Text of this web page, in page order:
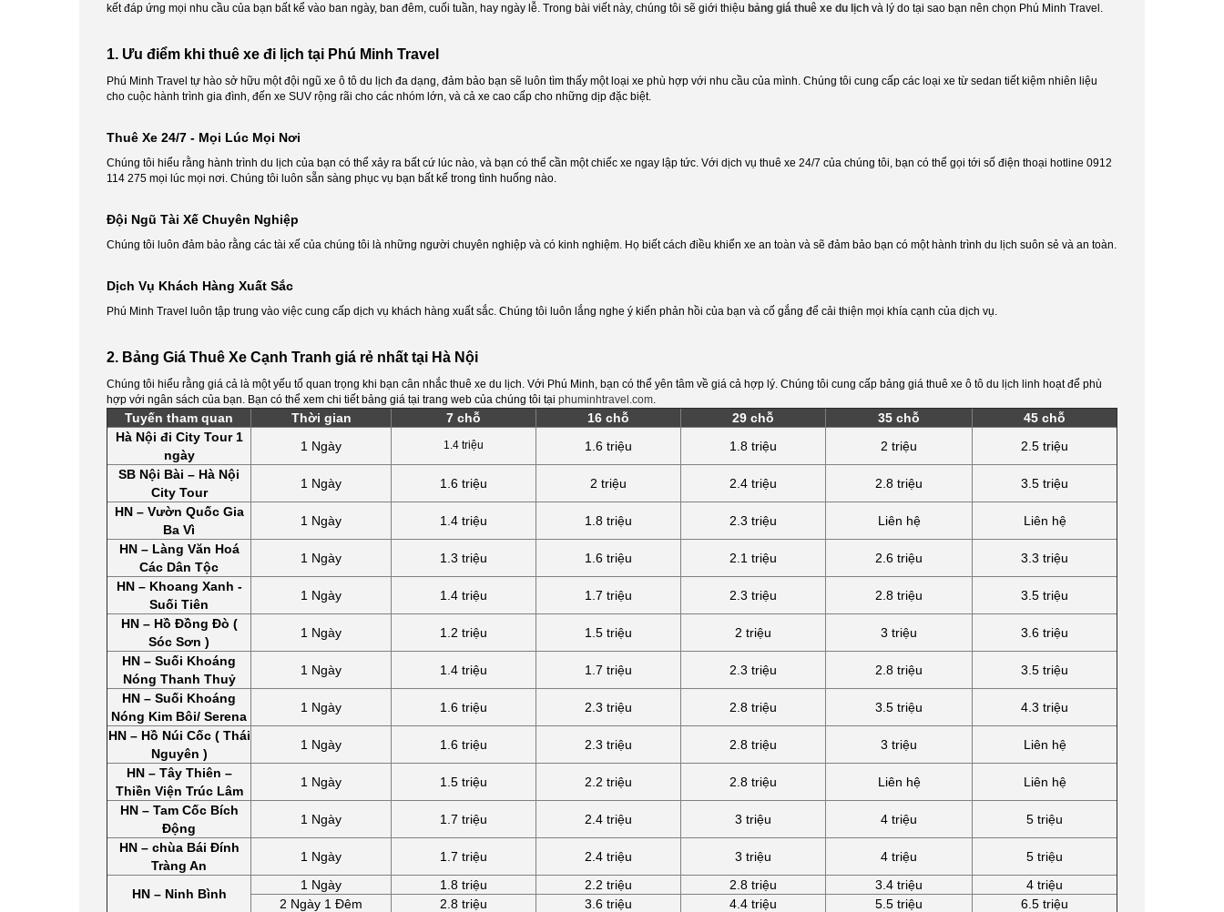
kết đáp ứng mọi nhu cầu của bạn bất kể vào ban ngày, ban đêm, cuối tuần, hay ngày lễ. Trong bài viết này, chúng tôi sẽ giới thiệu bảng giá thuê xe du lịch và lý do tại sao bạn nên chọn Phú Minh Travel.
1. Ưu điểm khi thuê xe đi lịch tại Phú Minh Travel
Phú Minh Travel tự hào sở hữu một đội ngũ xe ô tô du lịch đa dạng, đảm bảo bạn sẽ luôn tìm thấy một loại xe phù hợp với nhu cầu của mình. Chúng tôi cung cấp các loại xe từ sedan tiết kiệm nhiên liệu
cho cuộc hành trình gia đình, đến xe SUV rộng rãi cho các nhóm lớn, và cả xe cao cấp cho những dịp đặc biệt.
Thuê Xe 24/7 - Mọi Lúc Mọi Nơi
Chúng tôi hiểu rằng hành trình du lịch của bạn có thể xảy ra bất cứ lúc nào, và bạn có thể cần một chiếc xe ngay lập tức. Với dịch vụ thuê xe 24/7 của chúng tôi, bạn có thể gọi tới số điện thoại hotline 0912
114 275 mọi lúc mọi nơi. Chúng tôi luôn sẵn sàng phục vụ bạn bất kể trong tình huống nào.
Đội Ngũ Tài Xế Chuyên Nghiệp
Chúng tôi luôn đảm bảo rằng các tài xế của chúng tôi là những người chuyên nghiệp và có kinh nghiệm. Họ biết cách điều khiển xe an toàn và sẽ đảm bảo bạn có một hành trình du lịch suôn sẻ và an toàn.
Dịch Vụ Khách Hàng Xuất Sắc
Phú Minh Travel luôn tập trung vào việc cung cấp dịch vụ khách hàng xuất sắc. Chúng tôi luôn lắng nghe ý kiến phản hồi của bạn và cố gắng để cải thiện mọi khía cạnh của dịch vụ.
2. Bảng Giá Thuê Xe Cạnh Tranh giá rẻ nhất tại Hà Nội
Chúng tôi hiểu rằng giá cả là một yếu tố quan trọng khi bạn cân nhắc thuê xe du lịch. Với Phú Minh, bạn có thể yên tâm về giá cả hợp lý. Chúng tôi cung cấp bảng giá thuê xe ô tô du lịch linh hoạt để phù
hợp với ngân sách của bạn. Bạn có thể xem chi tiết bảng giá tại trang web của chúng tôi tại phuminhtravel.com.
Tuyến tham quan Thời gian 7 chỗ 16 chỗ 29 chỗ 35 chỗ
45 chỗ
Hà Nội đi City Tour 1
ngày
1 Ngày 1.4 triệu 1.6 triệu 1.8 triệu 2 triệu
2.5 triệu
SB Nội Bài – Hà Nội
City Tour
1 Ngày 1.6 triệu 2 triệu 2.4 triệu 2.8 triệu
3.5 triệu
HN – Vườn Quốc Gia
Ba Vì
1 Ngày 1.4 triệu 1.8 triệu 2.3 triệu Liên hệ
Liên hệ
HN – Làng Văn Hoá
Các Dân Tộc
1 Ngày 1.3 triệu 1.6 triệu 2.1 triệu 2.6 triệu
3.3 triệu
HN – Khoang Xanh -
Suối Tiên
1 Ngày 1.4 triệu 1.7 triệu 2.3 triệu 2.8 triệu
3.5 triệu
HN – Hồ Đồng Đò (
Sóc Sơn )
1 Ngày 1.2 triệu 1.5 triệu 2 triệu 3 triệu
3.6 triệu
HN – Suối Khoáng
Nóng Thanh Thuỷ
1 Ngày 1.4 triệu 1.7 triệu 2.3 triệu 2.8 triệu
3.5 triệu
HN – Suối Khoáng
Nóng Kim Bôi/ Serena
1 Ngày 1.6 triệu 2.3 triệu 2.8 triệu 3.5 triệu
4.3 triệu
HN – Hồ Núi Cốc ( Thái
Nguyên )
1 Ngày 1.6 triệu 2.3 triệu 2.8 triệu 3 triệu
Liên hệ
HN – Tây Thiên –
Thiền Viện Trúc Lâm
1 Ngày 1.5 triệu 2.2 triệu 2.8 triệu Liên hệ
Liên hệ
HN – Tam Cốc Bích
Động
1 Ngày 1.7 triệu 2.4 triệu 3 triệu 4 triệu
5 triệu
HN – chùa Bái Đính
Tràng An
1 Ngày 1.7 triệu 2.4 triệu 3 triệu 4 triệu 5 triệu
HN – Ninh Bình
1 Ngày 1.8 triệu 2.2 triệu 2.8 triệu 3.4 triệu
4 triệu
2 Ngày 1 Đêm
2.8 triệu 3.6 triệu 4.4 triệu 5.5 triệu
6.5 triệu